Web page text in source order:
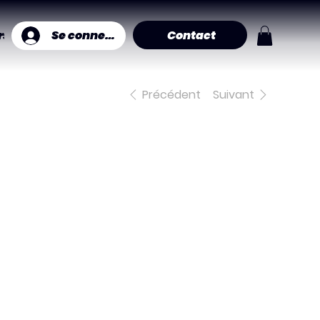
murauxSe connecter Contact
Précédent Suivant